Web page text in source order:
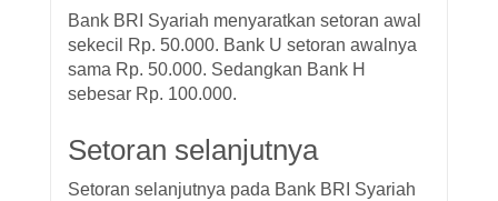
Bank BRI Syariah menyaratkan setoran awal
sekecil Rp. 50.000. Bank U setoran awalnya
sama Rp. 50.000. Sedangkan Bank H
sebesar Rp. 100.000.
Setoran selanjutnya
Setoran selanjutnya pada Bank BRI Syariah